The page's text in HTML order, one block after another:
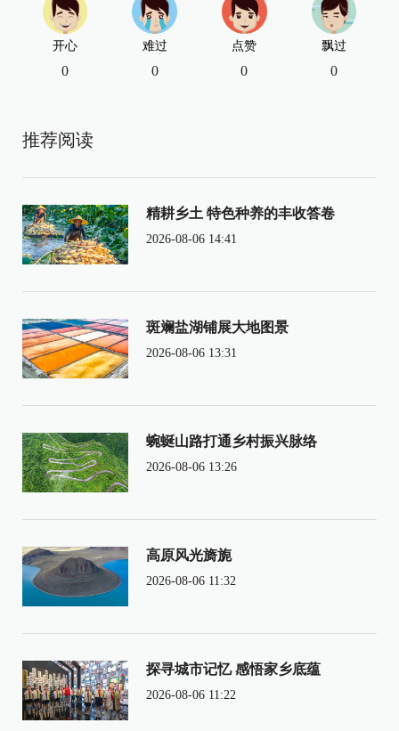
开心
0
难过
0
点赞
0
飘过
0
推荐阅读
精耕乡土 特色种养的丰收答卷
2026-08-06 14:41
斑斓盐湖铺展大地图景
2026-08-06 13:31
蜿蜒山路打通乡村振兴脉络
2026-08-06 13:26
高原风光旖旎
2026-08-06 11:32
探寻城市记忆 感悟家乡底蕴
2026-08-06 11:22